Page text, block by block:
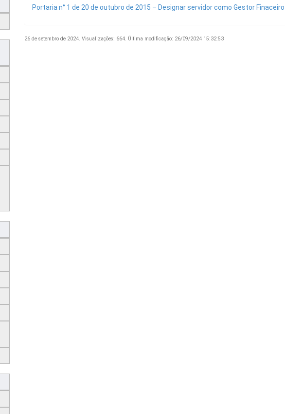
Portaria n° 1 de 20 de outubro de 2015 – Designar servidor como Gestor
26 de setembro de 2024. Visualizações: 664. Última modificação: 26/09/2024 15:32:53